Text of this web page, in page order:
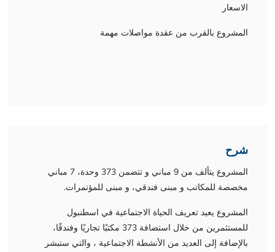
الاسعار
المشروع بالقرب من عقدة مواصلات مهمة
شرح
المشروع يتألف من 9 مباني و تتضمن 373 وحدة، 7 مباني
مخصصة للمكاتب و مبنى فندقي، و مبنى للمؤتمرات.
المشروع يعيد تعريف الحياة الاجتماعية في اسطنبول
للمستثمرين من خلال استضافة 373 مكتبًا تجاريًا وفندقًا،
بالإضافة إلى العديد من الأنشطة الاجتماعية ، والتي ستبشر